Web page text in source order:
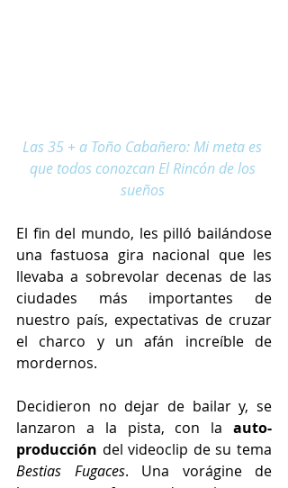
Las 35 + a Toño Cabañero: Mi meta es
que todos conozcan El Rincón de los
sueños
El fin del mundo, les pilló bailándose
una fastuosa gira nacional que les
llevaba a sobrevolar decenas de las
ciudades más importantes de
nuestro país, expectativas de cruzar
el charco y un afán increíble de
mordernos.
Decidieron no dejar de bailar y, se
lanzaron a la pista, con la auto-
producción
Bestias Fugaces. Una vorágine de